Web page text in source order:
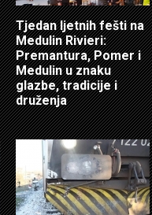
Tjedan ljetnih fešti na
Medulin Rivieri:
Premantura, Pomer i
Medulin u znaku
glazbe, tradicije i
druženja